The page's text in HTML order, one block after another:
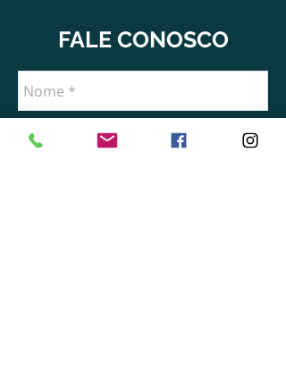
FALE CONOSCO